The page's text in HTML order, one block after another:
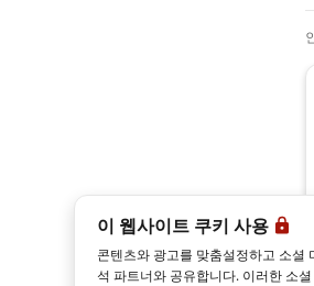
이 웹사이트 쿠키 사용
콘텐츠와 광고를 맞춤설정하고 소셜
석 파트너와 공유합니다. 이러한 소